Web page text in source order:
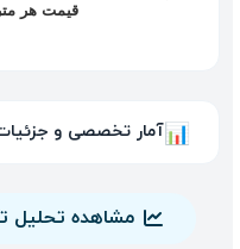
📊 آمار تخصصی و
مشاهده تحلیل